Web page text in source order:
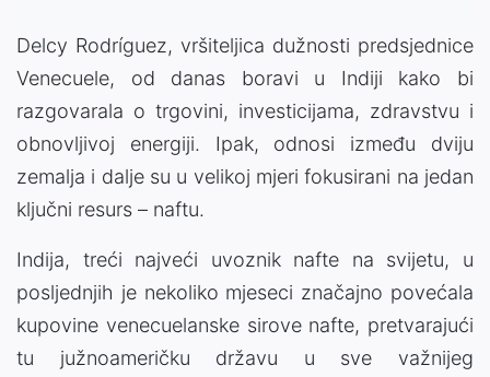
Delcy Rodríguez, vršiteljica dužnosti predsjednice
Venecuele, od danas boravi u Indiji kako bi
razgovarala o trgovini, investicijama, zdravstvu i
obnovljivoj energiji. Ipak, odnosi između dviju
zemalja i dalje su u velikoj mjeri fokusirani na jedan
ključni resurs – naftu.
Indija, treći najveći uvoznik nafte na svijetu, u
posljednjih je nekoliko mjeseci značajno povećala
kupovine venecuelanske sirove nafte, pretvarajući
tu južnoameričku državu u sve važnijeg